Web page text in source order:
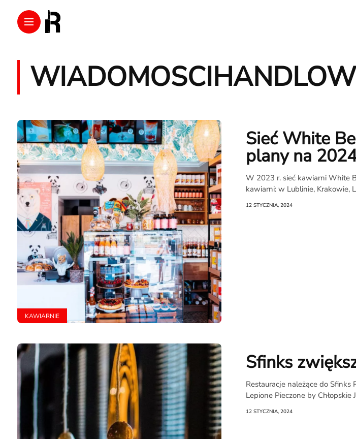
KAWIARNIE
Sieć White
plany na
W 2023 r. sieć kawiarni White
kawiarni: w Lublinie, Krakowie,
12 STYCZNIA, 2024
Sfinks
Restauracje należące do Sfinks
Lepione Pieczone by Chłopskie
12 STYCZNIA, 2024